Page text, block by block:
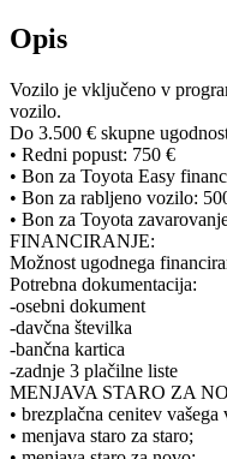
Opis
Vozilo je vključeno v
vozilo.
Do 3.500 € skupne
• Redni popust: 750 €
• Bon za Toyota Easy
• Bon za rabljeno vozilo:
• Bon za Toyota
FINANCIRANJE:
Možnost ugodnega
Potrebna dokumentacija:
-osebni dokument
-davčna številka
-bančna kartica
-zadnje 3 plačilne liste
MENJAVA STARO ZA
• brezplačna cenitev vašega
• menjava staro za staro;